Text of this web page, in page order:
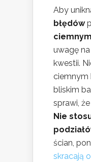
Aby
błędów
uwagę
kwestii.
ciemnym
bliskim
sprawi,
Nie
ścian,
skracają